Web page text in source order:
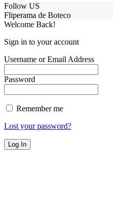
Follow US
Fliperama de Boteco
Welcome Back!
Sign in to your account
Username or Email Address
Password
Remember me
Lost your password?